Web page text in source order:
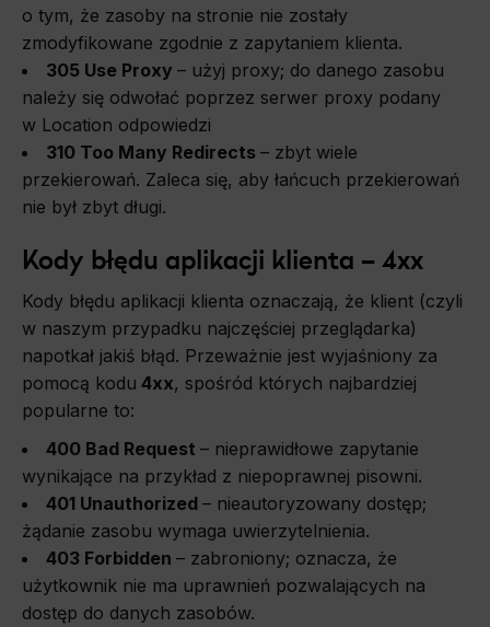
o tym, że zasoby na stronie nie zostały
zmodyfikowane zgodnie z zapytaniem klienta.
305 Use Proxy – użyj proxy; do danego zasobu
należy się odwołać poprzez serwer proxy podany
w Location odpowiedzi
310 Too Many Redirects – zbyt wiele
przekierowań. Zaleca się, aby łańcuch przekierowań
nie był zbyt długi.
Kody błędu aplikacji klienta – 4xx
Kody błędu aplikacji klienta oznaczają, że klient (czyli
w naszym przypadku najczęściej przeglądarka)
napotkał jakiś błąd. Przeważnie jest wyjaśniony za
pomocą kodu 4xx, spośród których najbardziej
popularne to:
400 Bad Request – nieprawidłowe zapytanie
wynikające na przykład z niepoprawnej pisowni.
401 Unauthorized – nieautoryzowany dostęp;
żądanie zasobu wymaga uwierzytelnienia.
403 Forbidden – zabroniony; oznacza, że
użytkownik nie ma uprawnień pozwalających na
dostęp do danych zasobów.